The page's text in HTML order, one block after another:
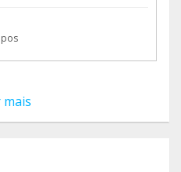
mais